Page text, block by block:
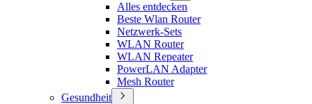
Alles entdecken
Beste Wlan Router
Netzwerk-Sets
WLAN Router
WLAN Repeater
PowerLAN Adapter
Mesh Router
Gesundheit